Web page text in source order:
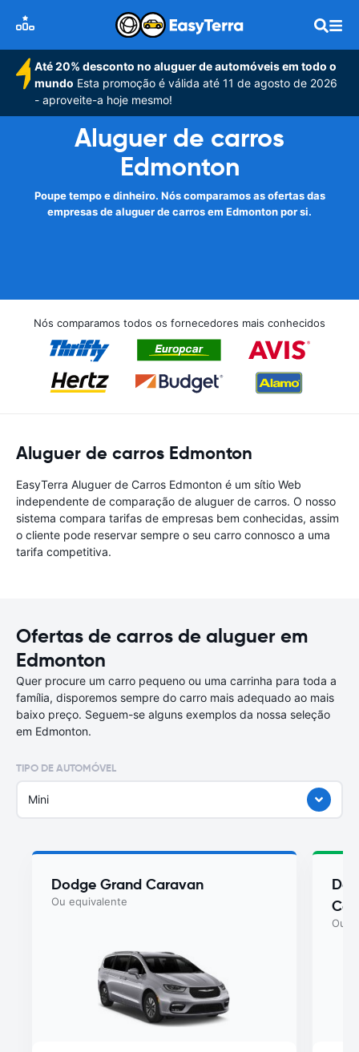
Até 20% desconto no aluguer de automóveis em todo o
mundo Esta promoção é válida até 11 de agosto de 2026
- aproveite-a hoje mesmo!
Aluguer de carros
Edmonton
Poupe tempo e dinheiro. Nós comparamos as ofertas das
empresas de aluguer de carros em Edmonton por si.
Nós comparamos todos os fornecedores mais conhecidos
Aluguer de carros Edmonton
EasyTerra Aluguer de Carros Edmonton é um sítio Web
independente de comparação de aluguer de carros. O nosso
sistema compara tarifas de empresas bem conhecidas, assim
o cliente pode reservar sempre o seu carro connosco a uma
tarifa competitiva.
Ofertas de carros de aluguer em
Edmonton
Quer procure um carro pequeno ou uma carrinha para toda a
família, disporemos sempre do carro mais adequado ao mais
baixo preço. Seguem-se alguns exemplos da nossa seleção
em Edmonton.
TIPO DE AUTOMÓVEL
Mini
Dodge Grand Caravan
Ou equivalente
Ou